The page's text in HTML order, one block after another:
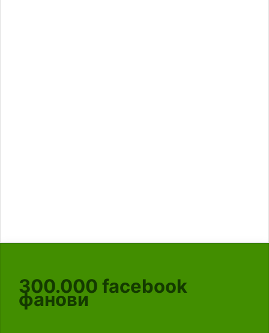
300.000 facebook
фанови